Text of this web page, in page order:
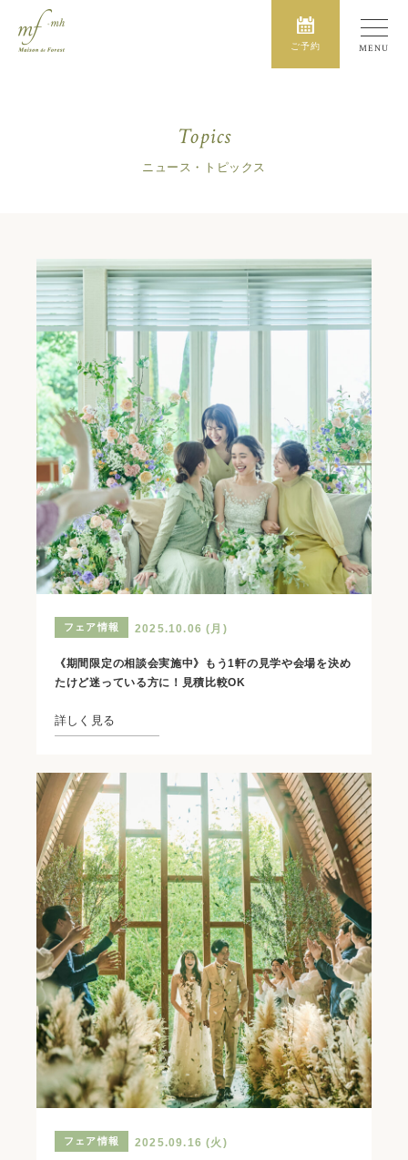
ご予約
Topics
ニュース・トピックス
フェア情報 2025.10.06 (月)
《期間限定の相談会実施中》もう1軒の見学や会場を決め
たけど迷っている方に！見積比較OK
詳しく見る
フェア情報 2025.09.16 (火)